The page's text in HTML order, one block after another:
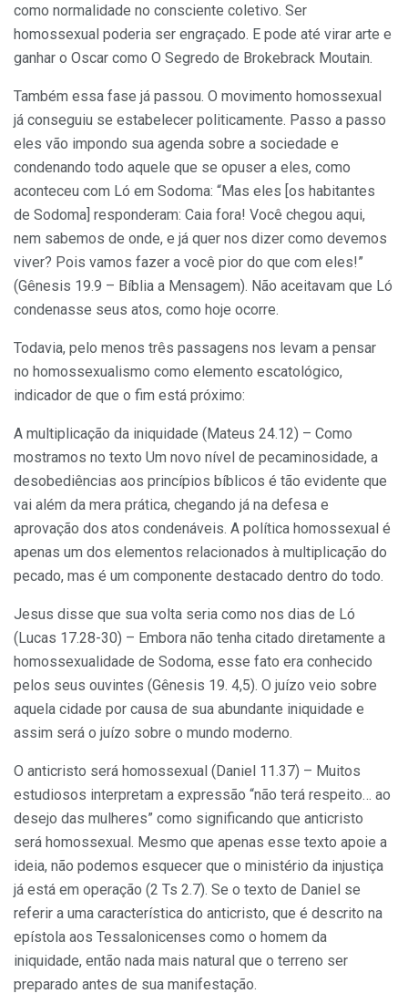
como normalidade no consciente coletivo. Ser
homossexual poderia ser engraçado. E pode até virar arte e
ganhar o Oscar como O Segredo de Brokebrack Moutain.
Também essa fase já passou. O movimento homossexual
já conseguiu se estabelecer politicamente. Passo a passo
eles vão impondo sua agenda sobre a sociedade e
condenando todo aquele que se opuser a eles, como
aconteceu com Ló em Sodoma: “Mas eles [os habitantes
de Sodoma] responderam: Caia fora! Você chegou aqui,
nem sabemos de onde, e já quer nos dizer como devemos
viver? Pois vamos fazer a você pior do que com eles!”
(Gênesis 19.9 – Bíblia a Mensagem). Não aceitavam que Ló
condenasse seus atos, como hoje ocorre.
Todavia, pelo menos três passagens nos levam a pensar
no homossexualismo como elemento escatológico,
indicador de que o fim está próximo:
A multiplicação da iniquidade (Mateus 24.12) – Como
mostramos no texto Um novo nível de pecaminosidade, a
desobediências aos princípios bíblicos é tão evidente que
vai além da mera prática, chegando já na defesa e
aprovação dos atos condenáveis. A política homossexual é
apenas um dos elementos relacionados à multiplicação do
pecado, mas é um componente destacado dentro do todo.
Jesus disse que sua volta seria como nos dias de Ló
(Lucas 17.28-30) – Embora não tenha citado diretamente a
homossexualidade de Sodoma, esse fato era conhecido
pelos seus ouvintes (Gênesis 19. 4,5). O juízo veio sobre
aquela cidade por causa de sua abundante iniquidade e
assim será o juízo sobre o mundo moderno.
O anticristo será homossexual (Daniel 11.37) – Muitos
estudiosos interpretam a expressão “não terá respeito… ao
desejo das mulheres” como significando que anticristo
será homossexual. Mesmo que apenas esse texto apoie a
ideia, não podemos esquecer que o ministério da injustiça
já está em operação (2 Ts 2.7). Se o texto de Daniel se
referir a uma característica do anticristo, que é descrito na
epístola aos Tessalonicenses como o homem da
iniquidade, então nada mais natural que o terreno ser
preparado antes de sua manifestação.